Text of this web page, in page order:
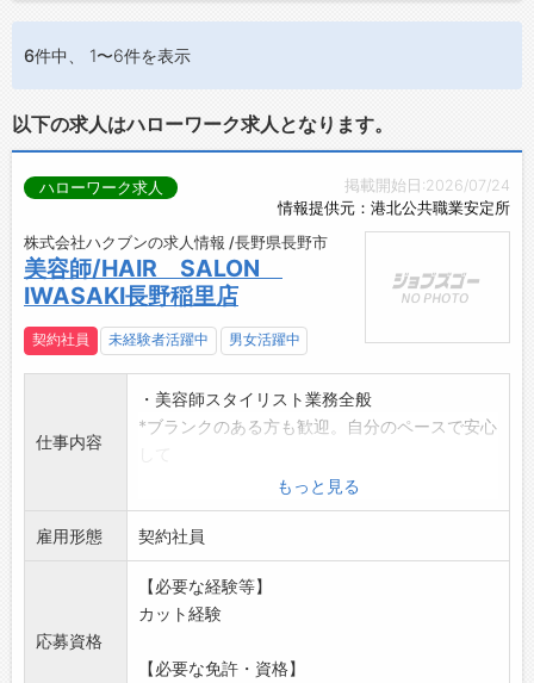
6件中、 1〜6件を表示
以下の求人はハローワーク求人となります。
掲載開始日:2026/07/24
情報提供元：港北公共職業安定所
ハローワーク求人
株式会社ハクブンの求人情報 /長野県長野市
美容師/HAIR SALON
IWASAKI長野稲里店
契約社員 未経験者活躍中 男女活躍中
仕事内容
・美容師スタイリスト業務全般
*ブランクのある方も歓迎。自分のペースで安心
スタイリストになれます。
*就業時間は前後することがあります。
※他店にヘルプの場合も有り
変更範囲:変更なし
もっと見る
雇用形態 契約社員
応募資格
【必要な経験等】
カット経験
【必要な免許・資格】